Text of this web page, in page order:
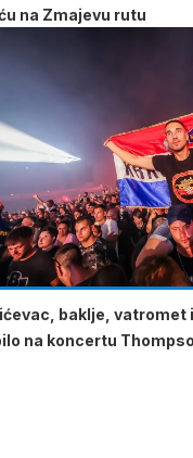
na Zmajevu rutu
baklje, vatromet
na koncertu